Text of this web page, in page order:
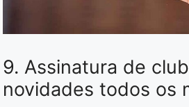
9. Assinatura de
novidades todos os